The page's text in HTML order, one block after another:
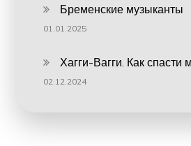
Бременские музыканты
01.01.2025
Хагги-Вагги. Как спасти
02.12.2024